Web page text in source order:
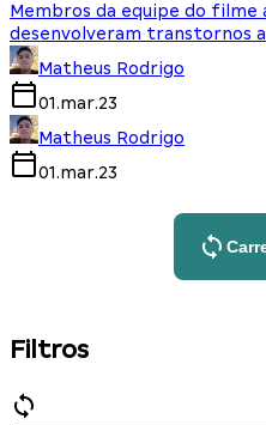
Membros da equipe do
desenvolveram transtornos
Matheus Rodrigo
01.mar.23
Matheus Rodrigo
01.mar.23
Filtros